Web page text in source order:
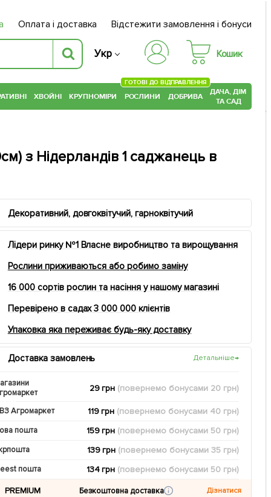
Оплата і доставка Відстежити замовлення і бонуси
Укр Кошик
ХВОЙНІ КРУПНОМІРИ РОСЛИНИ
ГОТОВІ ДО ВІДПРАВЛЕННЯ
ДОБРИВА
ДАЧА, ДІМ
ТА САД
з Нідерландів 1 саджанець в
Декоративний, довгоквітучий, гарноквітучий
Лідери ринку №1 Власне виробництво та вирощування
Рослини приживаються або робимо заміну
16 000 сортів рослин та насіння у нашому магазині
Перевірено в садах 3 000 000 клієнтів
Упаковка яка переживає будь-яку доставку
Доставка замовлень Детальніше→
29 грн (повернемо бонусами 20 грн)
Агромаркет 119 грн (повернемо бонусами 40 грн)
пошта 159 грн (повернемо бонусами 50 грн)
139 грн (повернемо бонусами35 грн)
пошта 134 грн (повернемо бонусами 50 грн)
PREMIUM Безкоштовна доставка Дізнатися